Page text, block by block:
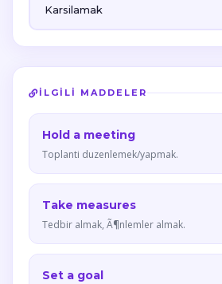
Karsilamak
İLGILI MADDELER
Hold a meeting
Toplanti duzenlemek/yapmak.
Take measures
Tedbir almak, Ã¶nlemler almak.
Set a goal